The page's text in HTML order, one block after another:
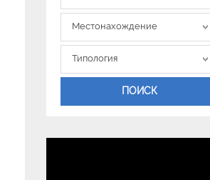
Местонахождение
Местонахождение
Типология
Типология
ПОИСК